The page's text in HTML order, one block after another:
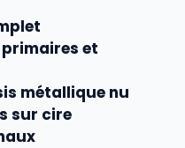
primaires et
métallique nu
sur cire